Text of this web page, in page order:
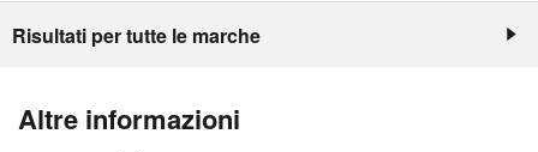
Risultati per tutte le marche
Altre informazioni